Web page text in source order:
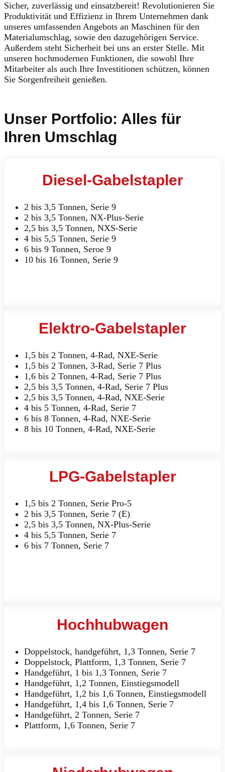
Sicher, zuverlässig und einsatzbereit! Revolutionieren Sie
Produktivität und Effizienz in Ihrem Unternehmen dank
unseres umfassenden Angebots an Maschinen für den
Materialumschlag, sowie den dazugehörigen Service.
Außerdem steht Sicherheit bei uns an erster Stelle. Mit
unseren hochmodernen Funktionen, die sowohl Ihre
Mitarbeiter als auch Ihre Investitionen schützen, können
Sie Sorgenfreiheit genießen.
Unser Portfolio: Alles für
Ihren Umschlag
Diesel-Gabelstapler
2 bis 3,5 Tonnen, Serie 9
2 bis 3,5 Tonnen, NX-Plus-Serie
2,5 bis 3,5 Tonnen, NXS-Serie
4 bis 5,5 Tonnen, Serie 9
6 bis 9 Tonnen, Seroe 9
10 bis 16 Tonnen, Serie 9
Elektro-Gabelstapler
1,5 bis 2 Tonnen, 4-Rad, NXE-Serie
1,5 bis 2 Tonnen, 3-Rad, Serie 7 Plus
1,6 bis 2 Tonnen, 4-Rad, Serie 7 Plus
2,5 bis 3,5 Tonnen, 4-Rad, Serie 7 Plus
2,5 bis 3,5 Tonnen, 4-Rad, NXE-Serie
4 bis 5 Tonnen, 4-Rad, Serie 7
6 bis 8 Tonnen, 4-Rad, NXE-Serie
8 bis 10 Tonnen, 4-Rad, NXE-Serie
LPG-Gabelstapler
1,5 bis 2 Tonnen, Serie Pro-5
2 bis 3,5 Tonnen, Serie 7 (E)
2,5 bis 3,5 Tonnen, NX-Plus-Serie
4 bis 5,5 Tonnen, Serie 7
6 bis 7 Tonnen, Serie 7
Hochhubwagen
Doppelstock, handgeführt, 1,3 Tonnen, Serie 7
Doppelstock, Plattform, 1,3 Tonnen, Serie 7
Handgeführt, 1 bis 1,3 Tonnen, Serie 7
Handgeführt, 1,2 Tonnen, Einstiegsmodell
Handgeführt, 1,2 bis 1,6 Tonnen, Einstiegsmodell
Handgeführt, 1,4 bis 1,6 Tonnen, Serie 7
Handgeführt, 2 Tonnen, Serie 7
Plattform, 1,6 Tonnen, Serie 7